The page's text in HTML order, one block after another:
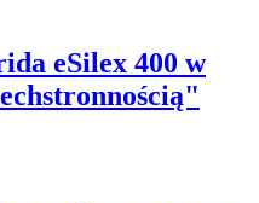
eSilex 400 w